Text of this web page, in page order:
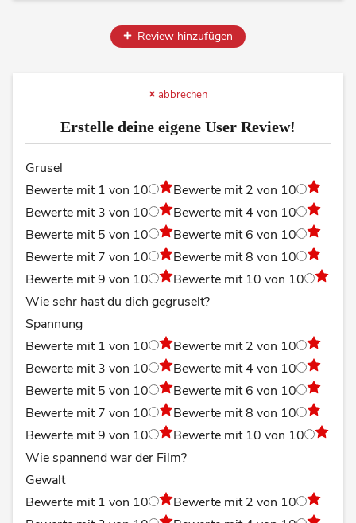
Review hinzufügen
abbrechen
Erstelle deine eigene User Review!
Grusel
Bewerte mit 1 von 10
Bewerte mit 2 von 10
Bewerte mit 3 von 10
Bewerte mit 4 von 10
Bewerte mit 5 von 10
Bewerte mit 6 von 10
Bewerte mit 7 von 10
Bewerte mit 8 von 10
Bewerte mit 9 von 10
Bewerte mit 10 von 10
Wie sehr hast du dich gegruselt?
Spannung
Bewerte mit 1 von 10
Bewerte mit 2 von 10
Bewerte mit 3 von 10
Bewerte mit 4 von 10
Bewerte mit 5 von 10
Bewerte mit 6 von 10
Bewerte mit 7 von 10
Bewerte mit 8 von 10
Bewerte mit 9 von 10
Bewerte mit 10 von 10
Wie spannend war der Film?
Gewalt
Bewerte mit 1 von 10
Bewerte mit 2 von 10